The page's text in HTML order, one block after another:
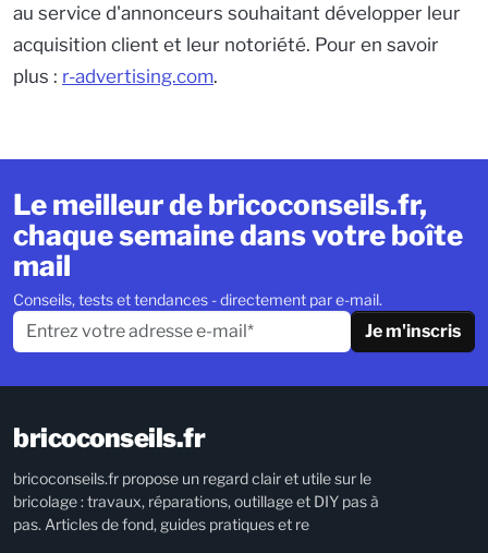
au service d'annonceurs souhaitant développer leur
acquisition client et leur notoriété. Pour en savoir
plus : r-advertising.com.
Le meilleur de bricoconseils.fr,
chaque semaine dans votre boîte
mail
Conseils, tests et tendances - directement par e-mail.
Je m'inscris
bricoconseils.fr
bricoconseils.fr propose un regard clair et utile sur le
bricolage : travaux, réparations, outillage et DIY pas à
pas. Articles de fond, guides pratiques et re